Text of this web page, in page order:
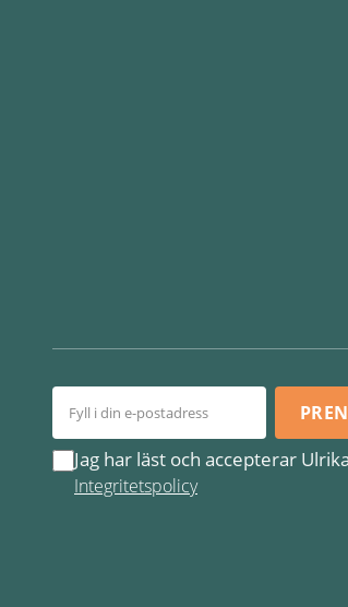
Jag har läst och accepterar
Integritetspolicy